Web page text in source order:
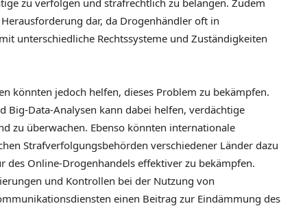
zu verfolgen und strafrechtlich zu belangen. Zudem
dar, da Drogenhändler oft in
unterschiedliche Rechtssysteme und Zuständigkeiten
könnten jedoch helfen, dieses Problem zu bekämpfen.
Big-Data-Analysen kann dabei helfen, verdächtige
zu überwachen. Ebenso könnten internationale
Strafverfolgungsbehörden verschiedener Länder dazu
des Online-Drogenhandels effektiver zu bekämpfen.
und Kontrollen bei der Nutzung von
einen Beitrag zur Eindämmung des